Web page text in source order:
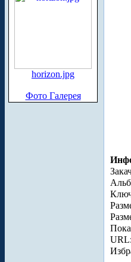
horizon.jpg
Фото Галерея
URL: